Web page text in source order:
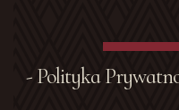
- Polityka